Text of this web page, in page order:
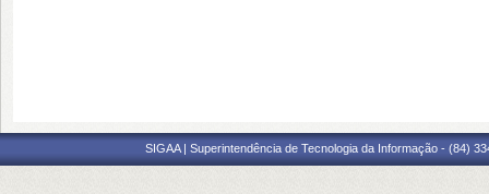
SIGAA | Superintendência de Tecnologia da Informação - (84)